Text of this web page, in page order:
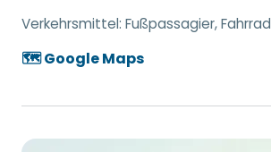
Verkehrsmittel: Fußpassagier, Fahrrad
🗺️ Google Maps